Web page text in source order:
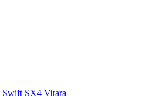
Swift SX4 Vitara